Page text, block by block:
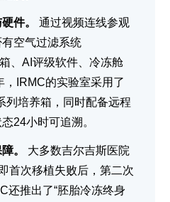
件。
通过视频连线参观
空气过滤系统
、AI评级软件、冷冻舱
IRMC的实验室采用了
列培养箱，同时配备远程
24小时可追溯。
。
大多数吉尔吉斯医院
首次移植失败后，第二次
还推出了“胚胎冷冻终身